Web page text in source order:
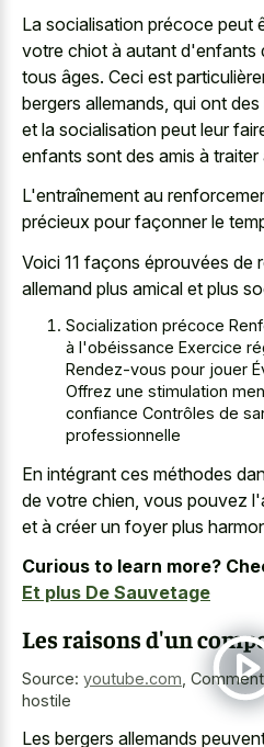
La socialisation précoce peut
votre chiot à autant d'enfants
tous âges. Ceci est
bergers allemands, qui ont
et la socialisation peut leur
enfants sont des amis à traiter
L'entraînement au
précieux pour façonner le
Voici 11 façons éprouvées de
allemand plus amical et plus
Socialization précoce
à l'obéissance Exercice
Rendez-vous pour jouer
Offrez une stimulation
confiance Contrôles de
professionnelle
En intégrant ces méthodes
de votre chien, vous pouvez
et à créer un foyer plus
Curious to learn more?
Et plus De Sauvetage
Les raisons d'un
Source: youtube.com
hostile
Les bergers allemands